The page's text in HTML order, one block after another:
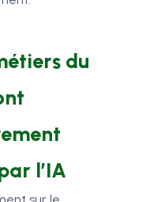
du
l’IA